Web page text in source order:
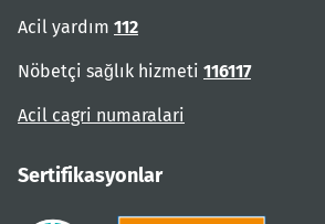
Acil yardım 112
Nöbetçi sağlık hizmeti 116117
Acil cagri numaralari
Sertifikasyonlar